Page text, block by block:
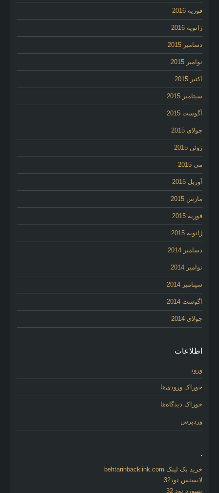
فوریه 2016
ژانویه 2016
دسامبر 2015
نوامبر 2015
اکتبر 2015
سپتامبر 2015
آگوست 2015
جولای 2015
ژوئن 2015
می 2015
آوریل 2015
مارس 2015
فوریه 2015
ژانویه 2015
دسامبر 2014
نوامبر 2014
سپتامبر 2014
آگوست 2014
جولای 2014
اطلاعات
ورود
خوراک ورودی‌ها
خوراک دیدگاه‌ها
وردپرس
.
خرید بک لینک behtarinbacklink.com
لایسنس نود32
پسورد نود 32